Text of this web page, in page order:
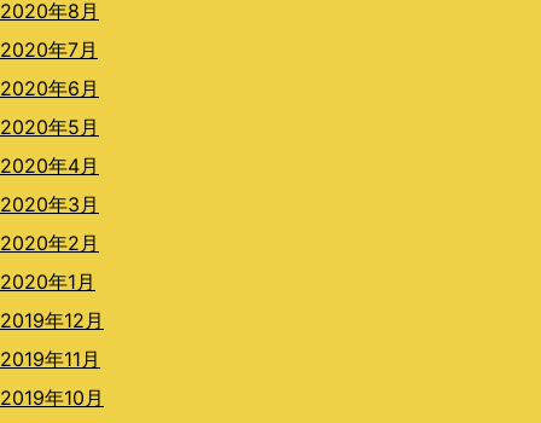
2020年8月
2020年7月
2020年6月
2020年5月
2020年4月
2020年3月
2020年2月
2020年1月
2019年12月
2019年11月
2019年10月